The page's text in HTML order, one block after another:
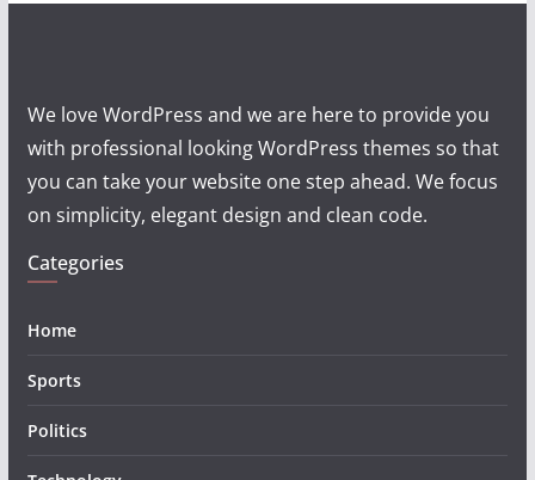
We love WordPress and we are here to provide you
with professional looking WordPress themes so that
you can take your website one step ahead. We focus
on simplicity, elegant design and clean code.
Categories
Home
Sports
Politics